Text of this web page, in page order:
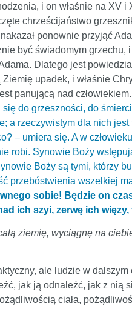
i on właśnie na XV i
chrześcijaństwo
ponownie przyjąć
być świadomym
Dlatego jest
upadek, i właśnie
panującą nad człowiekiem.
do grzeszności, do
rzeczywistym dla nich jest
– umiera się. A w
robi. Synowie Boży
Boży są tymi, którzy
przebóstwienia wszelkiej
sobie! Będzie on
ich szyi, zerwę ich więzy,
ziemię, wyciągnę na
ale ludzie w
jak ją odnaleźć, jak z nią
ciała,